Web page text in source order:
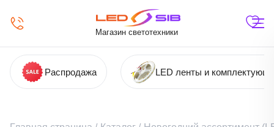
Магазин светотехники
Распродажа LED ленты и